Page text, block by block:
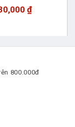
₫
800.000đ